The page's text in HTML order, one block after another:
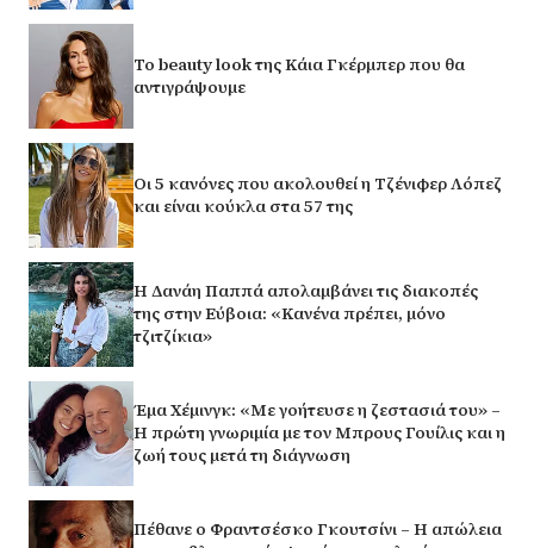
Το beauty look της Κάια Γκέρμπερ που θα
αντιγράψουμε
Οι 5 κανόνες που ακολουθεί η Τζένιφερ Λόπεζ
και είναι κούκλα στα 57 της
Η Δανάη Παππά απολαμβάνει τις διακοπές
της στην Εύβοια: «Κανένα πρέπει, μόνο
τζιτζίκια»
Έμα Χέμινγκ: «Με γοήτευσε η ζεστασιά του» –
Η πρώτη γνωριμία με τον Μπρους Γουίλις και η
ζωή τους μετά τη διάγνωση
Πέθανε ο Φραντσέσκο Γκουτσίνι – Η απώλεια